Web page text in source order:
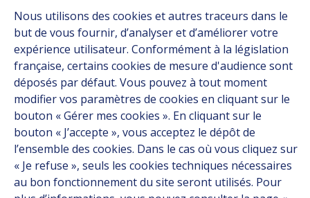
À propos
Carrière
Contact
Suivez-nous
Linkedin
Instagram
Nous utilisons des cookies et autres traceurs dans le
but de vous fournir, d’analyser et d’améliorer votre
expérience utilisateur. Conformément à la législation
française, certains cookies de mesure d'audience sont
déposés par défaut. Vous pouvez à tout moment
modifier vos paramètres de cookies en cliquant sur le
bouton « Gérer mes cookies ». En cliquant sur le
bouton « J’accepte », vous acceptez le dépôt de
l’ensemble des cookies. Dans le cas où vous cliquez sur
« Je refuse », seuls les cookies techniques nécessaires
au bon fonctionnement du site seront utilisés. Pour